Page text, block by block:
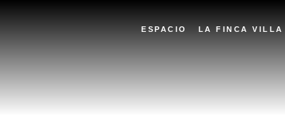
ESPACIO LA FINCA VILLA